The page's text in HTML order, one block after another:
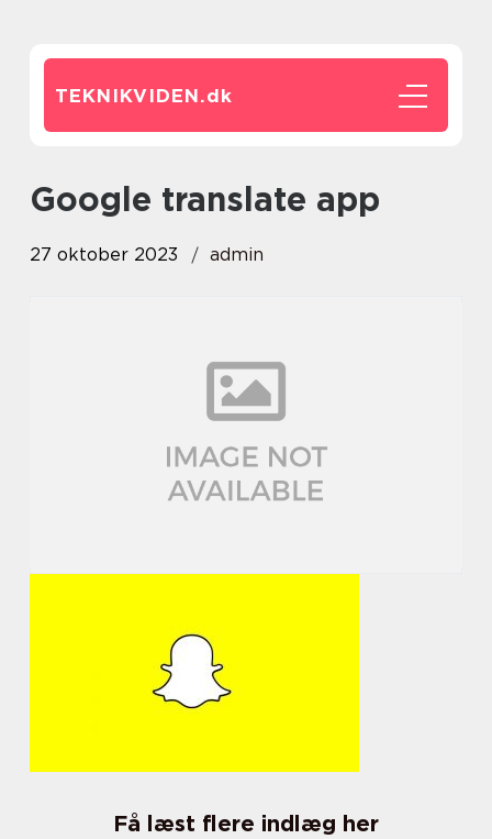
TEKNIKVIDEN.dk
google translate app
27 oktober 2023 admin
Få læst flere indlæg her